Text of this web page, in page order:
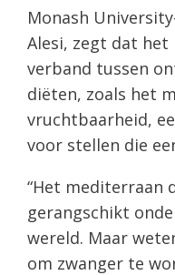
Monash
Alesi, zegt dat
verband tussen
diëten, zoals het
vruchtbaarheid,
voor stellen die
“Het mediterraan
gerangschikt
wereld. Maar
om zwanger te